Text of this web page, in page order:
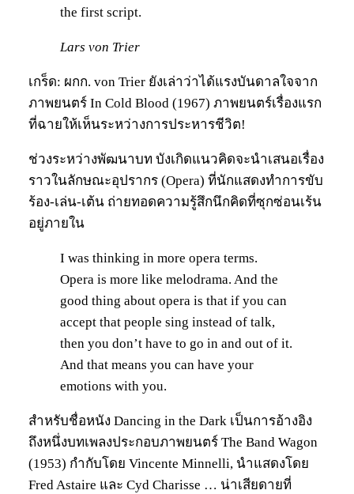
the first script.
Lars von Trier
เกร็ด: ผกก. von Trier ยังเล่าว่าได้แรงบันดาลใจจาก
ภาพยนตร์ In Cold Blood (1967) ภาพยนตร์เรื่องแรก
ที่ฉายให้เห็นระหว่างการประหารชีวิต!
ช่วงระหว่างพัฒนาบท บังเกิดแนวคิดจะนำเสนอเรื่อง
ราวในลักษณะอุปรากร (Opera) ที่นักแสดงทำการขับ
ร้อง-เล่น-เต้น ถ่ายทอดความรู้สึกนึกคิดที่ซุกซ่อนเร้น
อยู่ภายใน
I was thinking in more opera terms.
Opera is more like melodrama. And the
good thing about opera is that if you can
accept that people sing instead of talk,
then you don’t have to go in and out of it.
And that means you can have your
emotions with you.
สำหรับชื่อหนัง Dancing in the Dark เป็นการอ้างอิง
ถึงหนึ่งบทเพลงประกอบภาพยนตร์ The Band Wagon
(1953) กำกับโดย Vincente Minnelli, นำแสดงโดย
Fred Astaire และ Cyd Charisse … น่าเสียดายที่